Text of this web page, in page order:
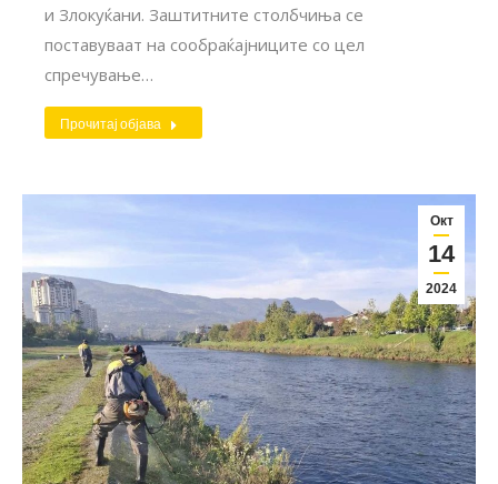
и Злокуќани. Заштитните столбчиња се
поставуваат на сообраќајниците со цел
спречување…
Прочитај објава
Окт
14
2024